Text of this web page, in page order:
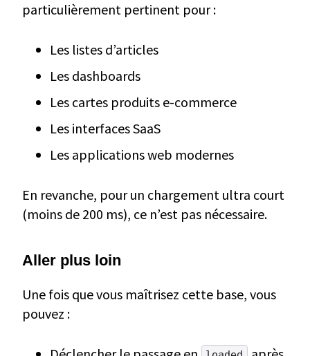
particulièrement pertinent pour :
Les listes d’articles
Les dashboards
Les cartes produits e-commerce
Les interfaces SaaS
Les applications web modernes
En revanche, pour un chargement ultra court
(moins de 200 ms), ce n’est pas nécessaire.
Aller plus loin
Une fois que vous maîtrisez cette base, vous
pouvez :